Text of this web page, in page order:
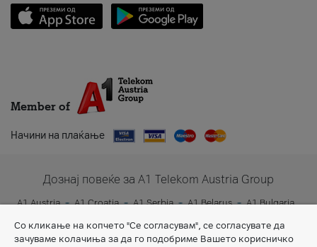
Member of
Начини на плаќање
Дознај повеќе за A1 Telekom Austria Group
A1 Austria A1 Croatia A1 Serbia A1 Belarus
A1 Bulgaria
A1 Slovenia
A1 Digital
Со кликање на копчето "Се согласувам", се согласувате да
зачуваме колачиња за да го подобриме Вашето корисничко